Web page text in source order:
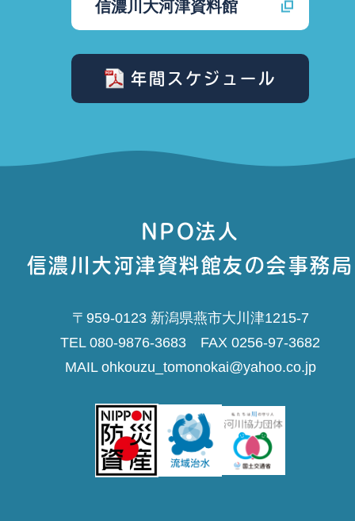
信濃川大河津資料館
年間スケジュール
NPO法人
信濃川大河津資料館友の会事務局
〒959-0123 新潟県燕市大川津1215-7
TEL 080-9876-3683 FAX 0256-97-3682
MAIL ohkouzu_tomonokai@yahoo.co.jp